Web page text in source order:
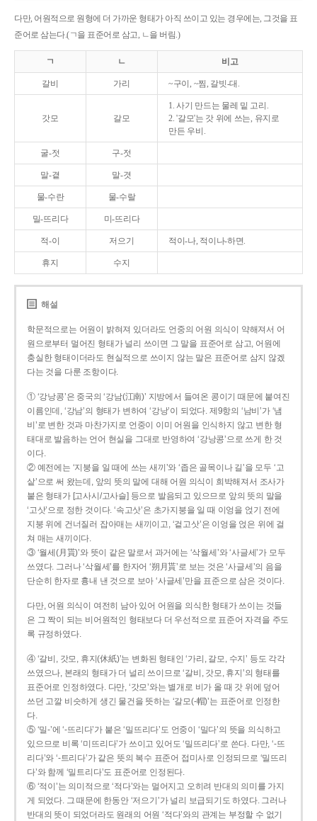
다만, 어원적으로 원형에 더 가까운 형태가 아직 쓰이고 있는 경우에는, 그것을 표
준어로 삼는다.(ㄱ을 표준어로 삼고, ㄴ을 버림.)
ㄱ ㄴ 비고
갈비 가리 ~구이, ~찜, 갈빗-대.
갓모 갈모
1. 사기 만드는 물레 밑 고리.
2. '갈모'는 갓 위에 쓰는, 유지로
만든 우비.
굴-젓 구-젓
말-곁 말-겻
물-수란 물-수랄
밀-뜨리다 미-뜨리다
적-이 저으기 적이-나, 적이나-하면.
휴지 수지
해설
학문적으로는 어원이 밝혀져 있더라도 언중의 어원 의식이 약해져서 어
원으로부터 멀어진 형태가 널리 쓰이면 그 말을 표준어로 삼고, 어원에
충실한 형태이더라도 현실적으로 쓰이지 않는 말은 표준어로 삼지 않겠
다는 것을 다룬 조항이다.
① ‘강낭콩’은 중국의 ‘강남(江南)’ 지방에서 들여온 콩이기 때문에 붙여진
이름인데, ‘강남’의 형태가 변하여 ‘강낭’이 되었다. 제9항의 ‘남비’가 ‘냄
비’로 변한 것과 마찬가지로 언중이 이미 어원을 인식하지 않고 변한 형
태대로 발음하는 언어 현실을 그대로 반영하여 ‘강낭콩’으로 쓰게 한 것
이다.
② 예전에는 ‘지붕을 일 때에 쓰는 새끼’와 ‘좁은 골목이나 길’을 모두 ‘고
샅’으로 써 왔는데, 앞의 뜻의 말에 대해 어원 의식이 희박해져서 조사가
붙은 형태가 [고사시/고사슬] 등으로 발음되고 있으므로 앞의 뜻의 말을
‘고삿’으로 정한 것이다. ‘속고삿’은 초가지붕을 일 때 이엉을 얹기 전에
지붕 위에 건너질러 잡아매는 새끼이고, ‘겉고삿’은 이엉을 얹은 위에 걸
쳐 매는 새끼이다.
③ ‘월세(月貰)’와 뜻이 같은 말로서 과거에는 ‘삭월세’와 ‘사글세’가 모두
쓰였다. 그러나 ‘삭월세’를 한자어 ‘朔月貰’로 보는 것은 ‘사글세’의 음을
단순히 한자로 흉내 낸 것으로 보아 ‘사글세’만을 표준으로 삼은 것이다.
다만, 어원 의식이 여전히 남아 있어 어원을 의식한 형태가 쓰이는 것들
은 그 짝이 되는 비어원적인 형태보다 더 우선적으로 표준어 자격을 주도
록 규정하였다.
④ ‘갈비, 갓모, 휴지(休紙)’는 변화된 형태인 ‘가리, 갈모, 수지’ 등도 각각
쓰였으나, 본래의 형태가 더 널리 쓰이므로 ‘갈비, 갓모, 휴지’의 형태를
표준어로 인정하였다. 다만, ‘갓모’와는 별개로 비가 올 때 갓 위에 덮어
쓰던 고깔 비슷하게 생긴 물건을 뜻하는 ‘갈모(-帽)’는 표준어로 인정한
다.
⑤ ‘밀-’에 ‘-뜨리다’가 붙은 ‘밀뜨리다’도 언중이 ‘밀다’의 뜻을 의식하고
있으므로 비록 ‘미뜨리다’가 쓰이고 있어도 ‘밀뜨리다’로 쓴다. 다만, ‘-뜨
리다’와 ‘-트리다’가 같은 뜻의 복수 표준어 접미사로 인정되므로 ‘밀뜨리
다’와 함께 ‘밀트리다’도 표준어로 인정된다.
⑥ ‘적이’는 의미적으로 ‘적다’와는 멀어지고 오히려 반대의 의미를 가지
게 되었다. 그 때문에 한동안 ‘저으기’가 널리 보급되기도 하였다. 그러나
반대의 뜻이 되었더라도 원래의 어원 ‘적다’와의 관계는 부정할 수 없기